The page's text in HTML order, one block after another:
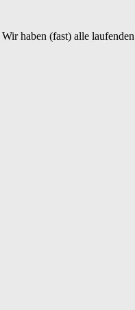
haben (fast) alle